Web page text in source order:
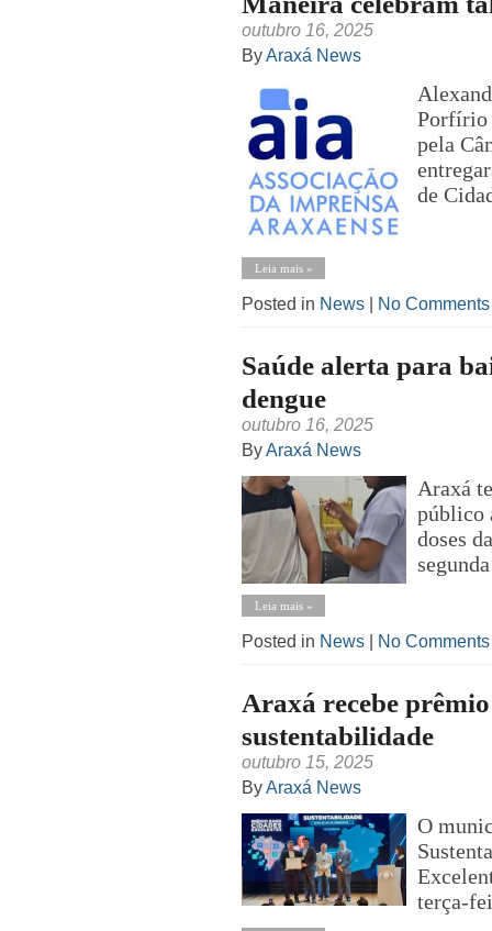
outubro 16, 2025
ByAraxá News
Porfírio
pela
de
Leia mais »
Posted in News No
Saúde alerta para
dengue
outubro 16, 2025
ByAraxá News
Araxá
público
doses
Leia mais »
Posted in News No
Araxá recebe
sustentabilidade
outubro 15, 2025
ByAraxá News
O
terça-